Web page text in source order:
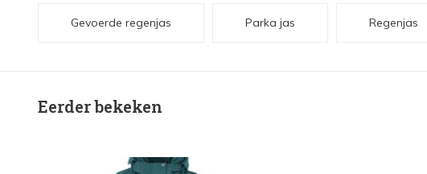
Gevoerde regenjas Parka jas Regenjas
Eerder bekeken